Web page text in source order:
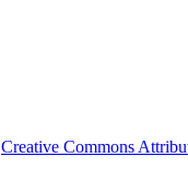
Creative Commons